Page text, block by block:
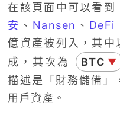
在該頁面中可以看
安 、 Nansen 、 DeFi
億資產被列入，其
成，其次為
BTC ▼
描述是「財務儲備」
用戶資產。